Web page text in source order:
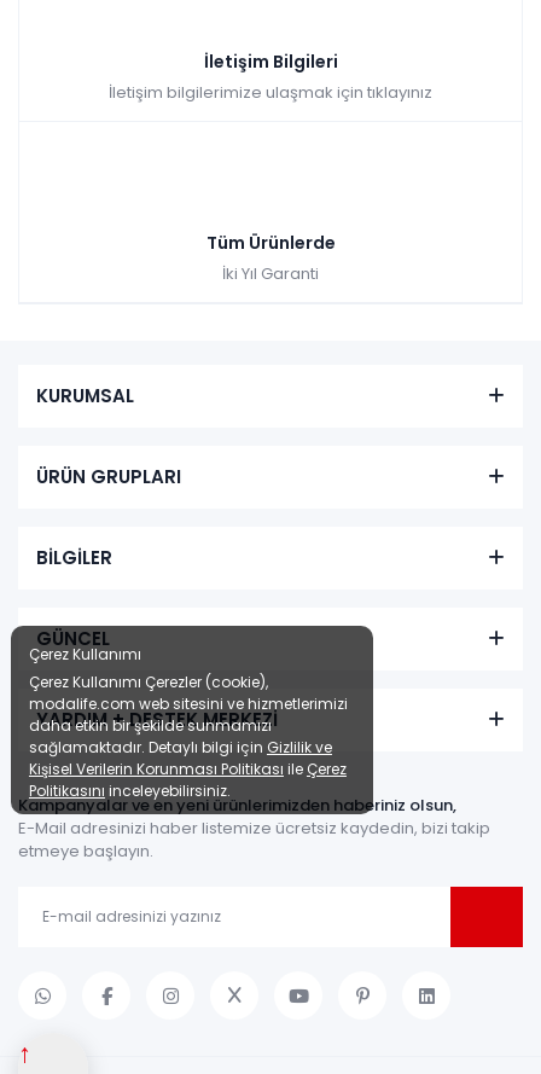
↑
İletişim Bilgileri
İletişim bilgilerimize ulaşmak için tıklayınız
Tüm Ürünlerde
İki Yıl Garanti
KURUMSAL
ÜRÜN GRUPLARI
BİLGİLER
GÜNCEL
YARDIM + DESTEK MERKEZİ
Kampanyalar ve en yeni ürünlerimizden haberiniz olsun,
E-Mail adresinizi haber listemize ücretsiz kaydedin, bizi takip
etmeye başlayın.
Çerez Kullanımı
Çerez Kullanımı Çerezler (cookie),
modalife.com web sitesini ve hizmetlerimizi
daha etkin bir şekilde sunmamızı
sağlamaktadır. Detaylı bilgi için Gizlilik ve
Kişisel Verilerin Korunması Politikası ile Çerez
Politikasını inceleyebilirsiniz.